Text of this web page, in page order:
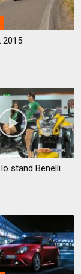
2015
stand Benelli